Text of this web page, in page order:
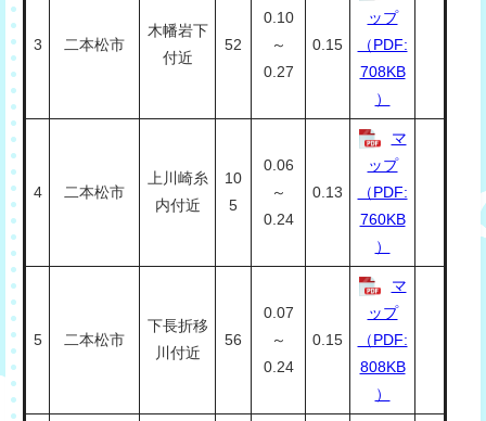
3 二本松市
木幡岩下
付近
52
0.10
～
0.27
0.15
ップ
（PDF:
708KB
）
4 二本松市
上川崎糸
内付近
10
5
0.06
～
0.24
0.13
マ
ップ
（PDF:
760KB
）
5 二本松市
下長折移
川付近
56
0.07
～
0.24
0.15
マ
ップ
（PDF:
808KB
）